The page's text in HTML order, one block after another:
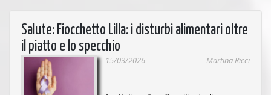
Salute: Fiocchetto Lilla: i disturbi alimentari oltre
il piatto e lo specchio
15/03/2026 Martina Ricci